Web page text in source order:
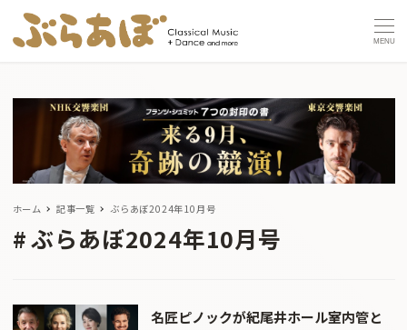
MENU
ホーム 記事一覧 ぶらあぼ2024年10月号
ぶらあぼ2024年10月号
名匠ピノックが紀尾井ホール室内管と